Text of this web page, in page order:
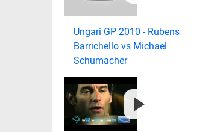
Ungari GP 2010 - Rubens
Barrichello vs Michael
Schumacher